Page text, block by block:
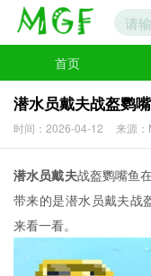
首页
潜水员戴夫战盔鹦
时间：2026-04-12 来源：
潜水员戴夫战盔鹦嘴鱼
带来的是潜水员戴夫战
来看一看。